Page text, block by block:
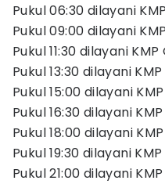
Pukul 06:30 dilayani
Pukul 09:00 dilayani
Pukul 11:30 dilayani
Pukul 13:30 dilayani
Pukul 15:00 dilayani
Pukul 16:30 dilayani
Pukul 18:00 dilayani
Pukul 19:30 dilayani
Pukul 21:00 dilayani